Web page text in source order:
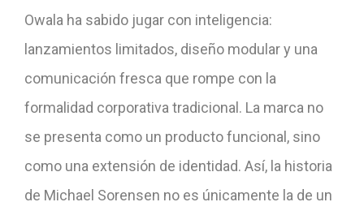
Owala ha sabido jugar con inteligencia:
lanzamientos limitados, diseño modular y una
comunicación fresca que rompe con la
formalidad corporativa tradicional. La marca no
se presenta como un producto funcional, sino
como una extensión de identidad. Así, la historia
de Michael Sorensen no es únicamente la de un